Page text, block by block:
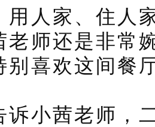
用人家、住人
老师还是非常
别喜欢这间餐
诉小茜老师，